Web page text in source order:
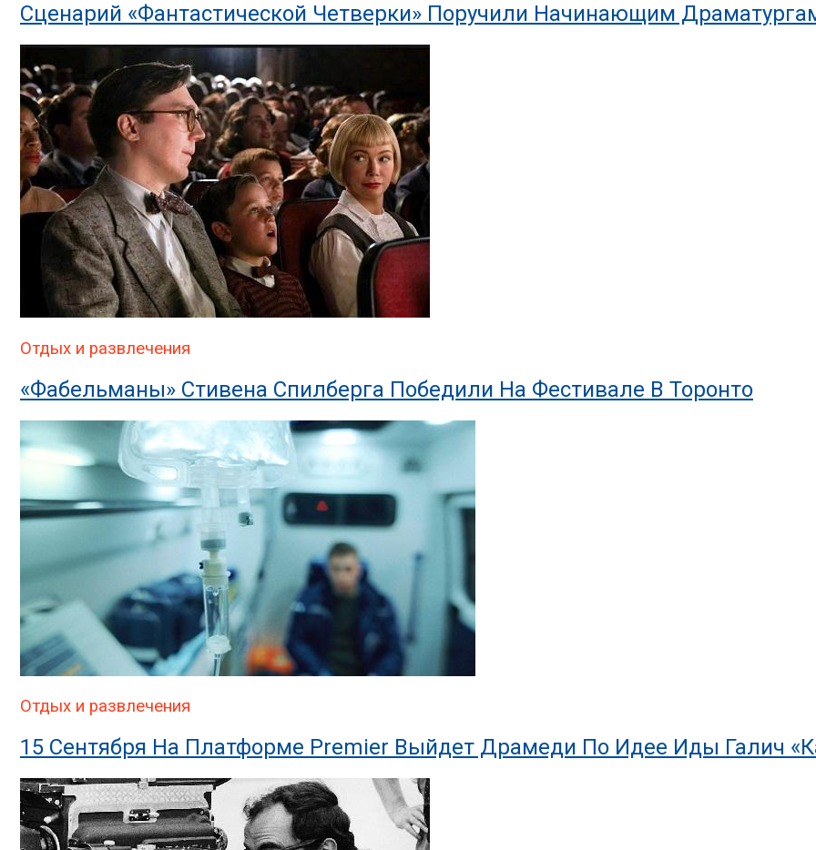
Сценарий «Фантастической Четверки» Поручили Начинающим
Отдых и развлечения
«Фабельманы» Стивена Спилберга Победили На Фестивале В Торонто
Отдых и развлечения
15 Сентября На Платформе Premier Выйдет Драмеди По Идее Иды Галич